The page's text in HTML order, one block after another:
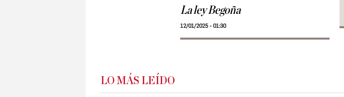
La ley Begoña
12/01/2025 - 01:30
LO MÁS LEÍDO